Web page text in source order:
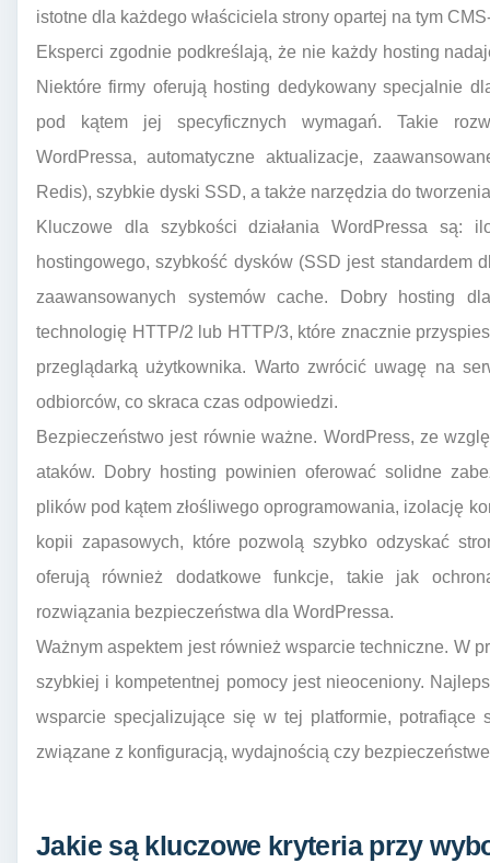
istotne dla każdego właściciela strony opartej na tym
Eksperci zgodnie podkreślają, że nie każdy hosting
Niektóre firmy oferują hosting dedykowany specjalnie
pod kątem jej specyficznych wymagań. Takie
WordPressa, automatyczne aktualizacje,
Redis), szybkie dyski SSD, a także narzędzia do
Kluczowe dla szybkości działania WordPressa są:
hostingowego, szybkość dysków (SSD jest standardem
zaawansowanych systemów cache. Dobry hosting
technologię HTTP/2 lub HTTP/3, które znacznie
przeglądarką użytkownika. Warto zwrócić uwagę na
odbiorców, co skraca czas odpowiedzi.
Bezpieczeństwo jest równie ważne. WordPress, ze
ataków. Dobry hosting powinien oferować solidne
plików pod kątem złośliwego oprogramowania, izolację
kopii zapasowych, które pozwolą szybko odzyskać
oferują również dodatkowe funkcje, takie jak
rozwiązania bezpieczeństwa dla WordPressa.
Ważnym aspektem jest również wsparcie techniczne. W
szybkiej i kompetentnej pomocy jest nieoceniony.
wsparcie specjalizujące się w tej platformie, potrafiące
związane z konfiguracją, wydajnością czy
Jakie są kluczowe kryteria przy